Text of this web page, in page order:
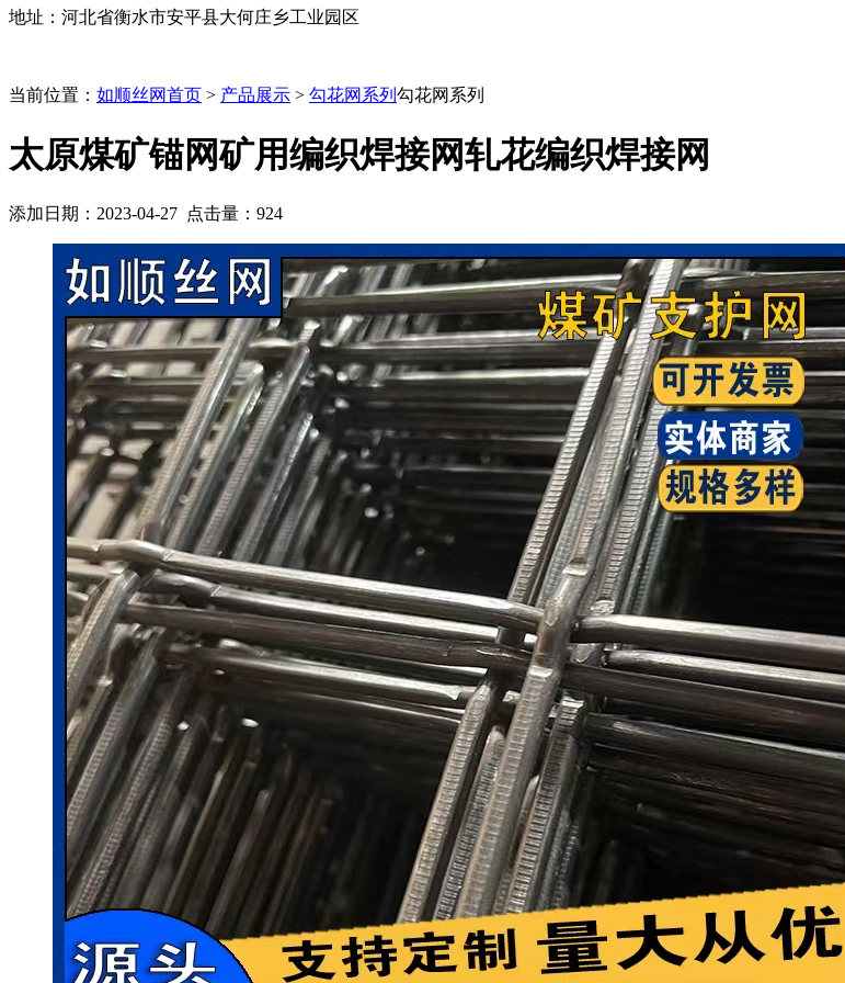
地址：河北省衡水市安平县大何庄乡工业园区
当前位置： 如顺丝网首页 > 产品展示 > 勾花网系列 勾花网系列
太原煤矿锚网矿用编织焊接网轧花编织焊接网
添加日期：2023-04-27 点击量： 924